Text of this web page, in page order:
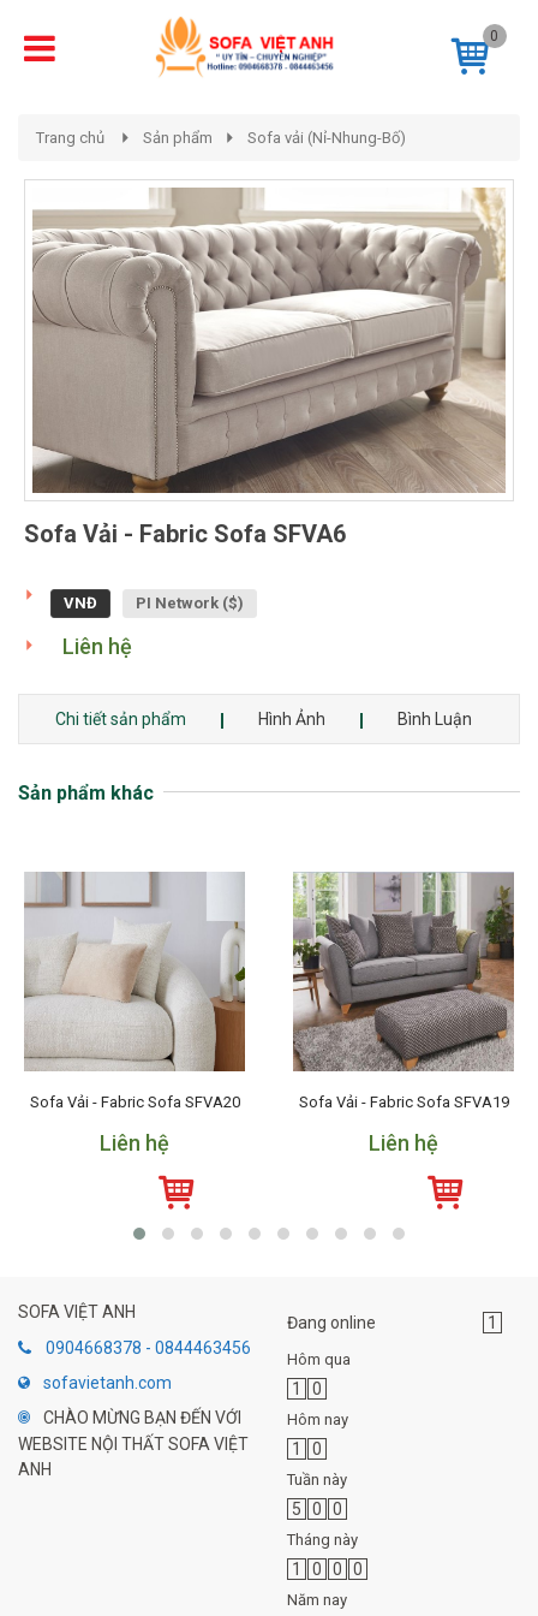
0
Trang chủ Sản phẩm Sofa vải (Nỉ-Nhung-Bố)
Sofa Vải - Fabric Sofa SFVA6
VNĐ PI Network ($)
Liên hệ
Chi tiết sản phẩm Hình Ảnh Bình Luận
Sản phẩm khác
Sofa Vải - Fabric Sofa SFVA20
Liên hệ
Sofa Vải - Fabric Sofa SFVA19
Liên hệ
SOFA VIỆT ANH
0904668378 - 0844463456
sofavietanh.com
CHÀO MỪNG BẠN ĐẾN VỚI
WEBSITE NỘI THẤT SOFA VIỆT
ANH
Đang online 1
Hôm qua
1 0
Hôm nay
1 0
Tuần này
5 0 0
Tháng này
1 0 0 0
Năm nay